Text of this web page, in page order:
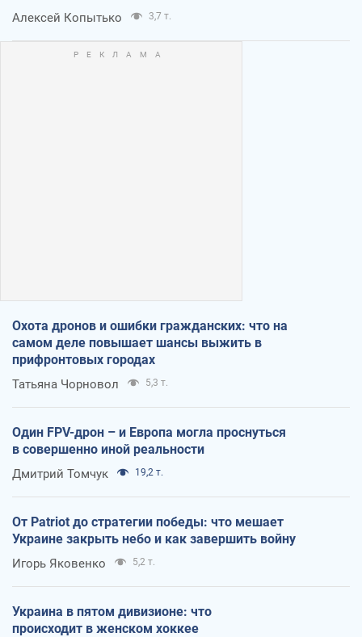
Алексей Копытько 3,7 т.
Охота дронов и ошибки гражданских: что на
самом деле повышает шансы выжить в
прифронтовых городах
Татьяна Чорновол 5,3 т.
Один FPV-дрон – и Европа могла проснуться
в совершенно иной реальности
Дмитрий Томчук 19,2 т.
От Patriot до стратегии победы: что мешает
Украине закрыть небо и как завершить войну
Игорь Яковенко 5,2 т.
Украина в пятом дивизионе: что
происходит в женском хоккее